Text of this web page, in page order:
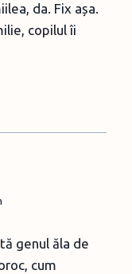
da. Fix așa.
copilul îi
genul ăla de
cum